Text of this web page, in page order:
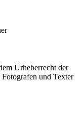
Urheberrecht der
und Texter